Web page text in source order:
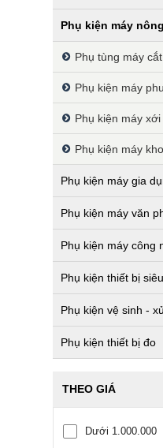
Phụ tùng máy
Phụ kiện máy
Phụ kiện máy
Phụ kiện máy
Phụ kiện máy gia
Phụ kiện máy văn
Phụ kiện thiết bị
Phụ kiện vệ sinh -
Phụ kiện thiết bị đo
THEO GIÁ
Dưới 1.000.000